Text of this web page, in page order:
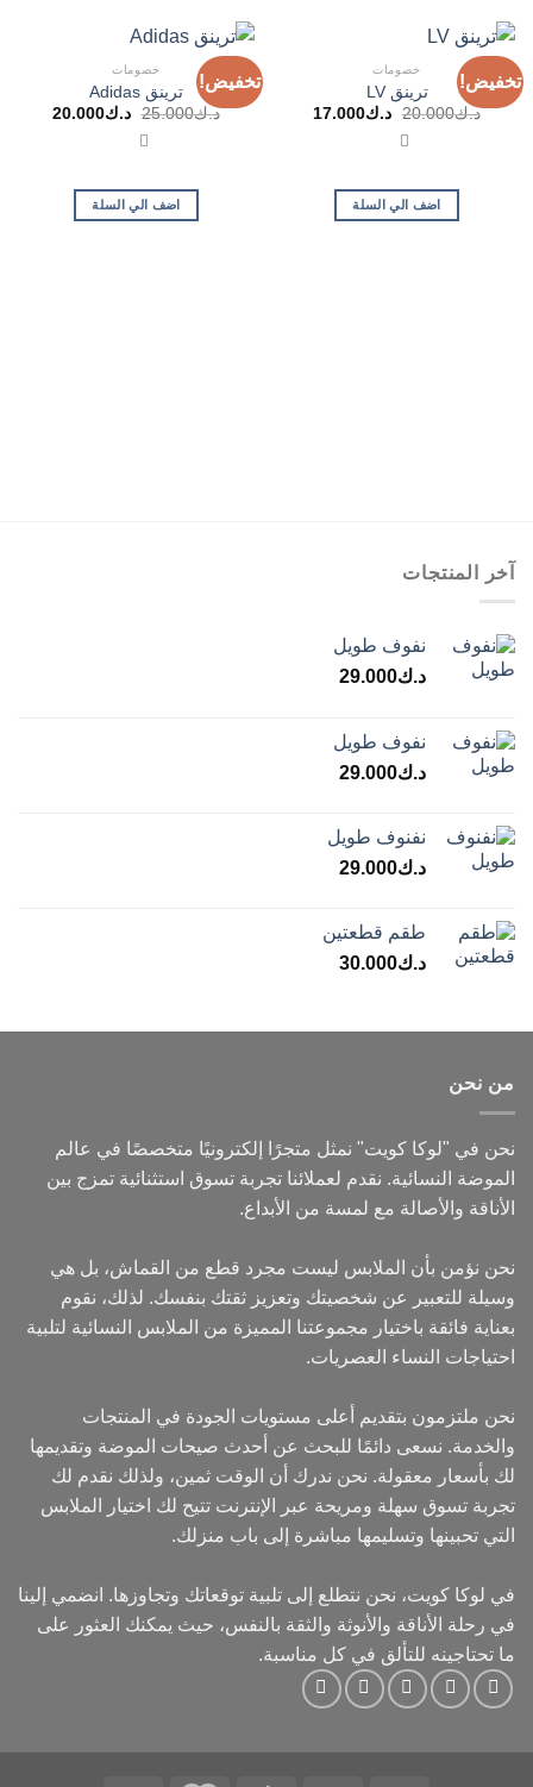
تخفيض!
خصومات
ترينق LV
د.ك20.000 السعر
د.ك17.000السعر
اضف الي السلة
تخفيض!
خصومات
ترينق Adidas
د.ك25.000 السعر
د.ك20.000السعر
اضف الي السلة
آخر المنتجات
نفوف طويل
د.ك29.000
نفوف طويل
د.ك29.000
نفنوف طويل
د.ك29.000
طقم قطعتين
د.ك30.000
من نحن
نحن في "لوكا كويت" نمثل متجرًا إلكترونيًا متخصصًا في عالم
الموضة النسائية. نقدم لعملائنا تجربة تسوق استثنائية تمزج بين
الأناقة والأصالة مع لمسة من الأبداع.
نحن نؤمن بأن الملابس ليست مجرد قطع من القماش، بل هي
وسيلة للتعبير عن شخصيتك وتعزيز ثقتك بنفسك. لذلك، نقوم
بعناية فائقة باختيار مجموعتنا المميزة من الملابس النسائية لتلبية
احتياجات النساء العصريات.
نحن ملتزمون بتقديم أعلى مستويات الجودة في المنتجات
والخدمة. نسعى دائمًا للبحث عن أحدث صيحات الموضة وتقديمها
لك بأسعار معقولة. نحن ندرك أن الوقت ثمين، ولذلك نقدم لك
تجربة تسوق سهلة ومريحة عبر الإنترنت تتيح لك اختيار الملابس
التي تحبينها وتسليمها مباشرة إلى باب منزلك.
في لوكا كويت، نحن نتطلع إلى تلبية توقعاتك وتجاوزها. انضمي إلينا
في رحلة الأناقة والأنوثة والثقة بالنفس، حيث يمكنك العثور على
ما تحتاجينه للتألق في كل مناسبة.